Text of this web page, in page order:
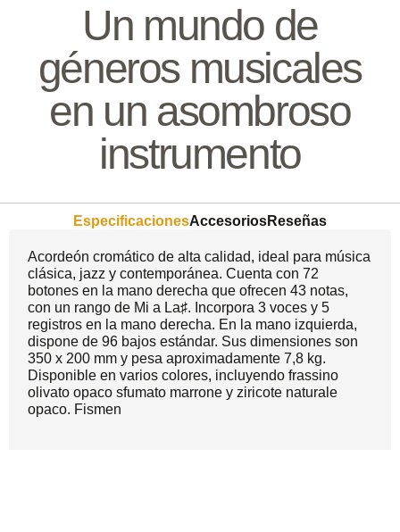
Un mundo de
géneros musicales
en un asombroso
instrumento
EspecificacionesAccesoriosReseñas
Acordeón cromático de alta calidad, ideal para música
clásica, jazz y contemporánea. Cuenta con 72
botones en la mano derecha que ofrecen 43 notas,
con un rango de Mi a La♯. Incorpora 3 voces y 5
registros en la mano derecha. En la mano izquierda,
dispone de 96 bajos estándar. Sus dimensiones son
350 x 200 mm y pesa aproximadamente 7,8 kg.
Disponible en varios colores, incluyendo frassino
olivato opaco sfumato marrone y ziricote naturale
opaco. Fismen